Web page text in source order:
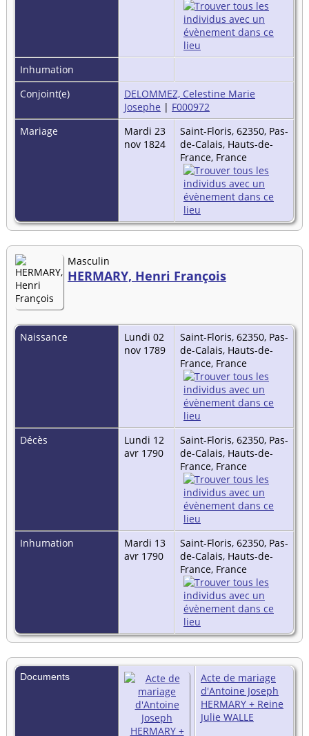
Inhumation
Conjoint(e)
DELOMMEZ, Celestine Marie
Josephe | F000972
Mariage
Mardi 23
nov 1824
Saint-Floris, 62350, Pas-
de-Calais, Hauts-de-
France, France
Masculin
HERMARY, Henri François
Naissance
Lundi 02
nov 1789
Saint-Floris, 62350, Pas-
de-Calais, Hauts-de-
France, France
Décès
Lundi 12
avr 1790
Saint-Floris, 62350, Pas-
de-Calais, Hauts-de-
France, France
Inhumation
Mardi 13
avr 1790
Saint-Floris, 62350, Pas-
de-Calais, Hauts-de-
France, France
Documents
Acte de mariage
d'Antoine Joseph
HERMARY + Reine
Julie WALLE